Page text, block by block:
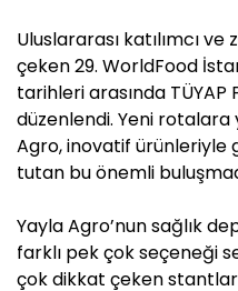
Uluslararası katılımcı
çeken 29. WorldFood
tarihleri arasında TÜYAP
düzenlendi. Yeni rotalara
Agro, inovatif ürünleriyle
tutan bu önemli
Yayla Agro’nun sağlık
farklı pek çok seçeneği
çok dikkat çeken